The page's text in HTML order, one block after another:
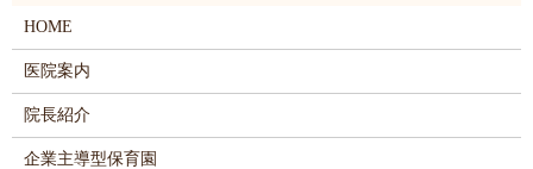
HOME
医院案内
院長紹介
企業主導型保育園